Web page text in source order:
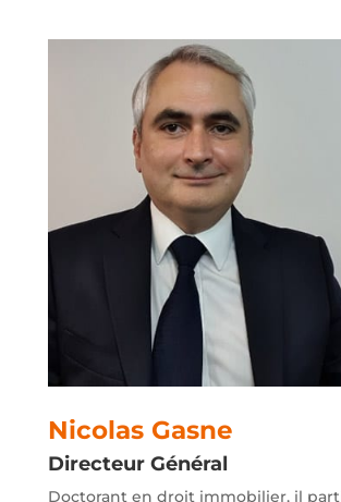
Nicolas Gasne
Directeur Général
Doctorant en droit immobilier, il